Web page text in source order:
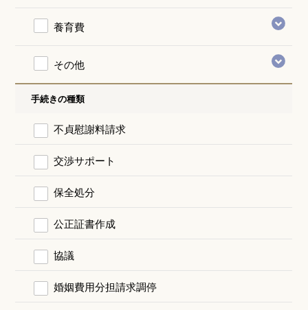
養育費
その他
手続きの種類
不貞慰謝料請求
交渉サポート
保全処分
公正証書作成
協議
婚姻費用分担請求調停